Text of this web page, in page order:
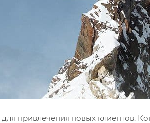
привлечения новых клиентов.